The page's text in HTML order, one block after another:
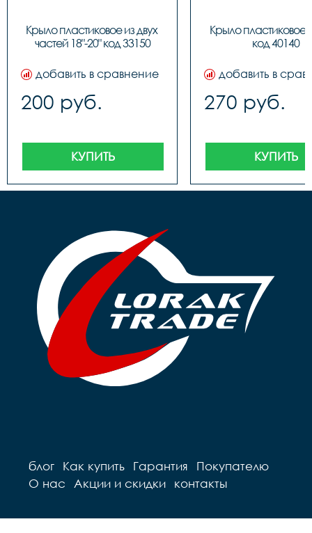
Крыло пластиковое из двух
частей 18"-20" код 33150
добавить в сравнение
200 руб.
КУПИТЬ
Крыло пластиковое
код 40140
добавить в
270 руб.
КУПИТЬ
блог Как купить Гарантия
Покупателю
О нас
Акции и скидки контакты